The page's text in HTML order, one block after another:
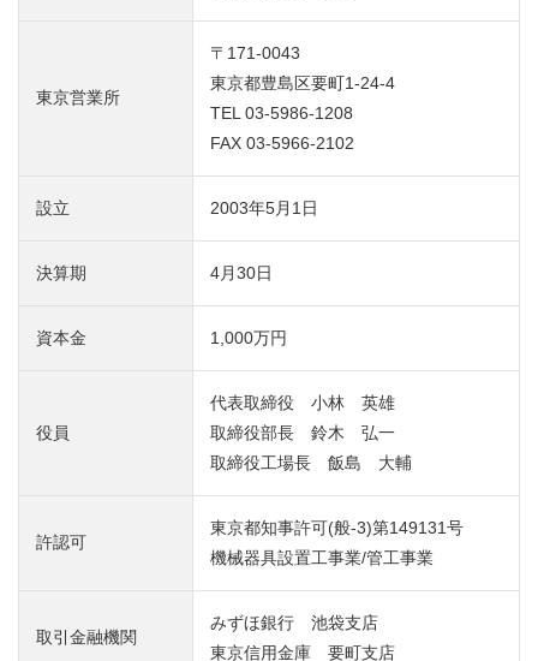
東京営業所
〒171-0043
東京都豊島区要町1-24-4
TEL 03-5986-1208
FAX 03-5966-2102
設立 2003年5月1日
決算期 4月30日
資本金 1,000万円
役員
代表取締役 小林 英雄
取締役部長 鈴木 弘一
取締役工場長 飯島 大輔
許認可
東京都知事許可(般-3)第149131号
機械器具設置工事業/管工事業
取引金融機関
みずほ銀行 池袋支店
東京信用金庫 要町支店